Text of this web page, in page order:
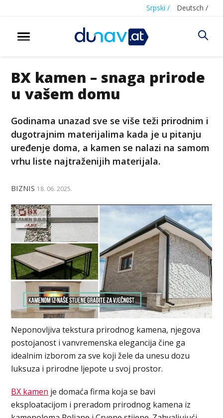
Srpski / Deutsch /
BX kamen – snaga prirode
u vašem domu
Godinama unazad sve se više teži prirodnim i
dugotrajnim materijalima kada je u pitanju
uređenje doma, a kamen se nalazi na samom
vrhu liste najtraženijih materijala.
BIZNIS 18. 06. 2025.
Neponovljiva tekstura prirodnog kamena, njegova
postojanost i vanvremenska elegancija čine ga
idealnim izborom za sve koji žele da unesu dozu
luksuza i prirodne ljepote u svoj prostor.
BX kamen je domaća firma koja se bavi
eksploatacijom i preradom prirodnog kamena iz